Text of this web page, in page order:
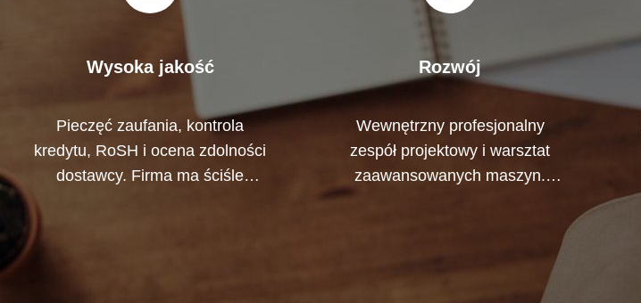
Wysoka jakość
Pieczęć zaufania, kontrola
kredytu, RoSH i ocena zdolności
dostawcy. Firma ma ściśle
Rozwój
Wewnętrzny profesjonalny
zespół projektowy i warsztat
zaawansowanych maszyn.
Możemy współpracować, aby